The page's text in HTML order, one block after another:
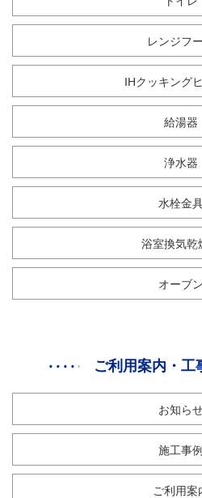
レンジフ
IHクッキング
給湯器
浄水器
水栓金
浴室換気乾
オーブン
ご利用案内・工
お知ら
施工事例
ご利用案